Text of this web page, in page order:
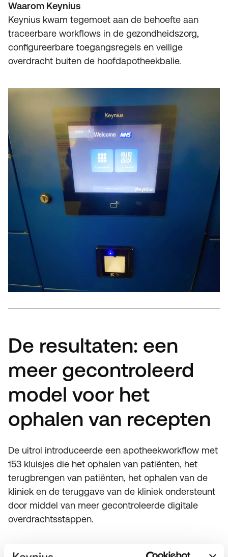
Waarom Keynius
Keynius kwam tegemoet aan de behoefte aan
traceerbare workflows in de gezondheidszorg,
configureerbare toegangsregels en veilige
overdracht buiten de hoofdapotheekbalie.
De resultaten: een
meer gecontroleerd
model voor het
ophalen van recepten
De uitrol introduceerde een apotheekworkflow met
153 kluisjes die het ophalen van patiënten, het
terugbrengen van patiënten, het ophalen van de
kliniek en de teruggave van de kliniek ondersteunt
door middel van meer gecontroleerde digitale
overdrachtsstappen.
153 slimme kluisjes creëerden een